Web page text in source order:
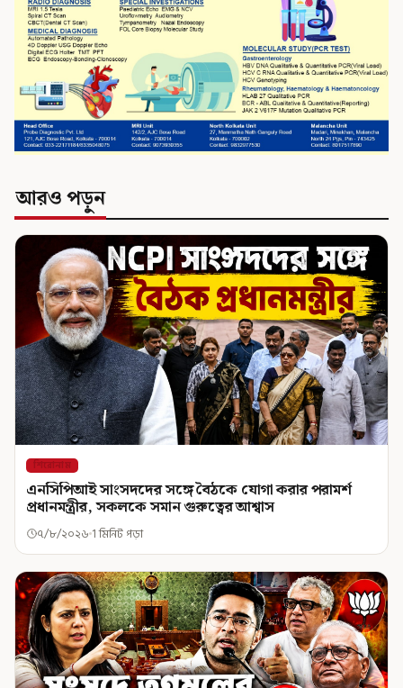
আরও পড়ুন
শিরোনাম
এনসিপিআই সাংসদদের সঙ্গে বৈঠকে যোগা করার পরামর্শ
প্রধানমন্ত্রীর, সকলকে সমান গুরুত্বের আশ্বাস
৭/৮/২০২৬ 1 মিনিট পড়া